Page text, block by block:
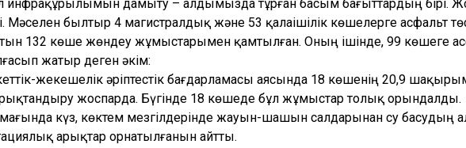
инфрақұрылымын дамыту – алдымызда тұрған басым бағыттардың бірі.
Мәселен былтыр 4 магистралдық және 53 қалаішілік көшелерге
132 көше жөндеу жұмыстарымен қамтылған. Оның ішінде, 99 көшеге
жатыр деген әкім:
жекешелік әріптестік бағдарламасы аясында 18 көшенің 20,9
жоспарда. Бүгінде 18 көшеде бұл жұмыстар толық орындалды.
күз, көктем мезгілдерінде жауын-шашын салдарынан су
арықтар орнатылғанын айтты.